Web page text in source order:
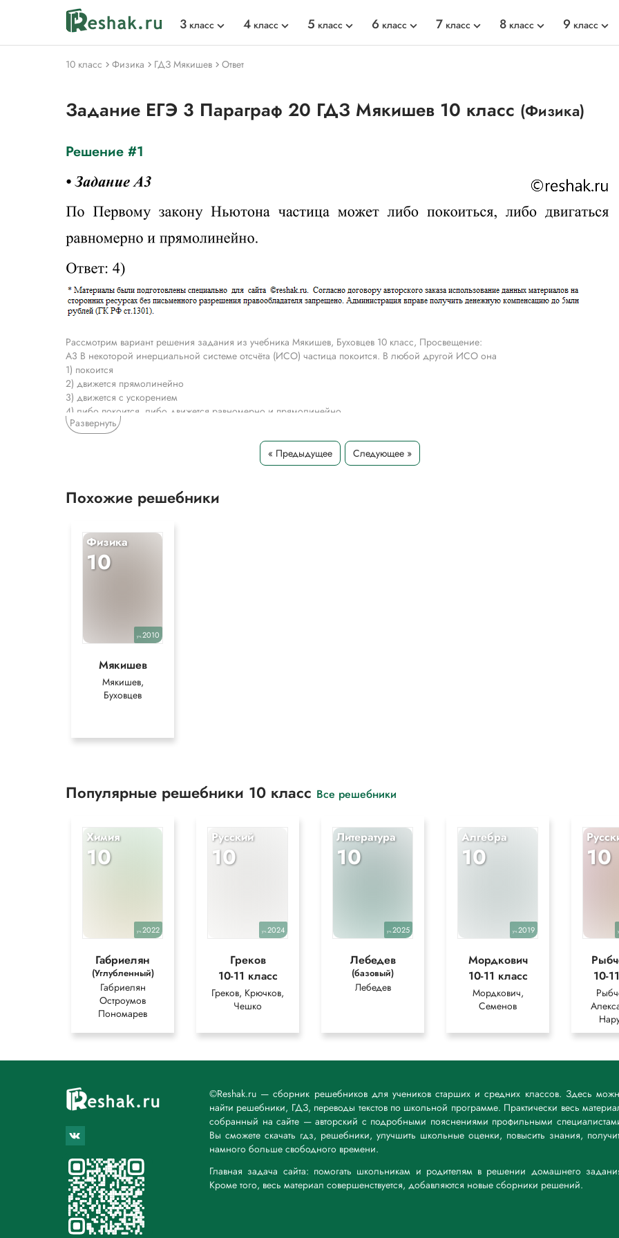
3 класс 4 класс 5 класс 6 класс 7 класс 8 класс 9 класс
10 класс Физика ГДЗ Мякишев Ответ
Задание ЕГЭ 3 Параграф 20 ГДЗ Мякишев 10 класс (Физика)
Решение #1
Рассмотрим вариант решения задания из учебника Мякишев, Буховцев 10 класс, Просвещение:
A3 В некоторой инерциальной системе отсчёта (ИСО) частица покоится. В любой другой ИСО она
1) покоится
2) движется прямолинейно
3) движется с ускорением
4) либо покоится, либо движется равномерно и прямолинейно
*Текст задания приводится исключительно в образовательных целях для более полного понимания решения.
Развернуть
« Предыдущее Следующее »
Похожие решебники
Физика
10
уч.2010
Мякишев
Мякишев,
Буховцев
Популярные решебники 10 класс Все решебники
Химия
10
уч.2022
Габриелян
(Углубленный)
Габриелян
Остроумов
Пономарев
Русский
10
уч.2024
Греков
10-11 класс
Греков, Крючков,
Чешко
Литература
10
уч.2025
Лебедев
(базовый)
Лебедев
Алгебра
10
уч.2019
Мордкович
10-11 класс
Мордкович,
Семенов
10
10-
©Reshak.ru — сборник решебников для учеников старших и средних классов. Здесь
найти решебники, ГДЗ, переводы текстов по школьной программе. Практически весь
собранный на сайте — авторский с подробными пояснениями профильными
Вы сможете скачать гдз, решебники, улучшить школьные оценки, повысить знания,
намного больше свободного времени.
Главная задача сайта: помогать школьникам и родителям в решении домашнего
Кроме того, весь материал совершенствуется, добавляются новые сборники решений.